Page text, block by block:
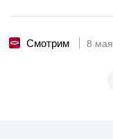
Смотрим 8 мая